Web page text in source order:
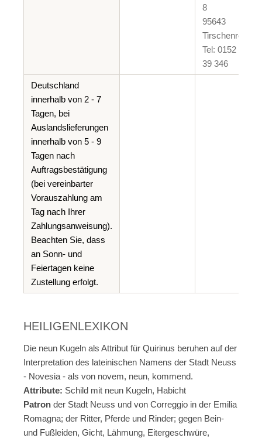
8
95643
Tirschenreuth
Tel: 0152 038
39 346
Deutschland
innerhalb von 2 - 7
Tagen, bei
Auslandslieferungen
innerhalb von 5 - 9
Tagen nach
Auftragsbestätigung
(bei vereinbarter
Vorauszahlung am
Tag nach Ihrer
Zahlungsanweisung).
Beachten Sie, dass
an Sonn- und
Feiertagen keine
Zustellung erfolgt.
HEILIGENLEXIKON
Die neun Kugeln als Attribut für Quirinus beruhen auf der
Interpretation des lateinischen Namens der Stadt Neuss
- Novesia - als von novem, neun, kommend.
Attribute: Schild mit neun Kugeln, Habicht
Patron der Stadt Neuss und von Correggio in der Emilia
Romagna; der Ritter, Pferde und Rinder; gegen Bein-
und Fußleiden, Gicht, Lähmung, Eitergeschwüre,